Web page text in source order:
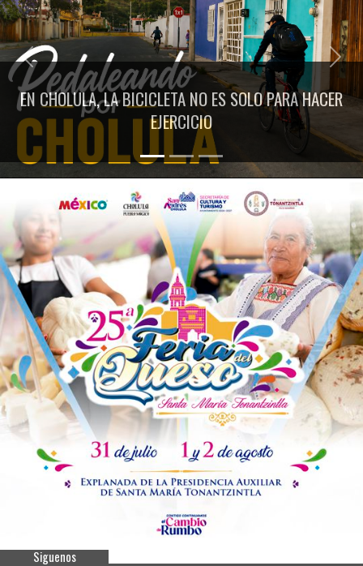
EN CHOLULA, LA BICICLETA NO ES SOLO PARA HACER
EJERCICIO
Previous Next
Siguenos